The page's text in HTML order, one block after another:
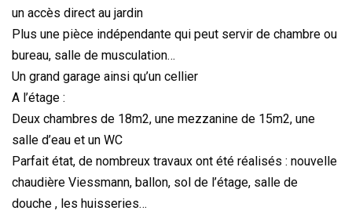
un accès direct au jardin
Plus une pièce indépendante qui peut servir de chambre ou
bureau, salle de musculation…
Un grand garage ainsi qu’un cellier
A l’étage :
Deux chambres de 18m2, une mezzanine de 15m2, une
salle d’eau et un WC
Parfait état, de nombreux travaux ont été réalisés : nouvelle
chaudière Viessmann, ballon, sol de l’étage, salle de
douche , les huisseries…